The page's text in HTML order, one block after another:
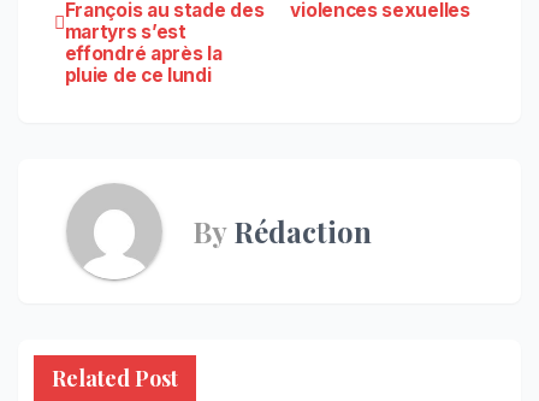
de
l’article
violences sexuelles
François au stade des
martyrs s’est
effondré après la
pluie de ce lundi
ByRédaction
Related Post